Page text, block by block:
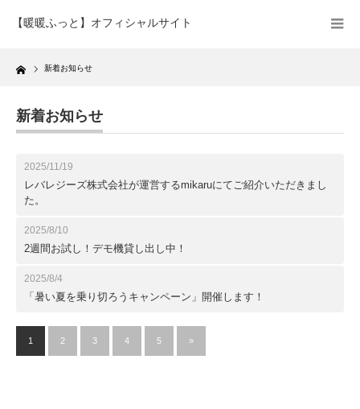
【暖暖ふっと】オフィシャルサイト
Home 新着お知らせ
新着お知らせ
2025/11/19
レバレジーズ株式会社が運営するmikaruにてご紹介いただきまし
た。
2025/8/10
2週間お試し！デモ機貸し出し中！
2025/8/4
「暑い夏を乗り切ろうキャンペーン」開催します！
1 2 3 4 5 »